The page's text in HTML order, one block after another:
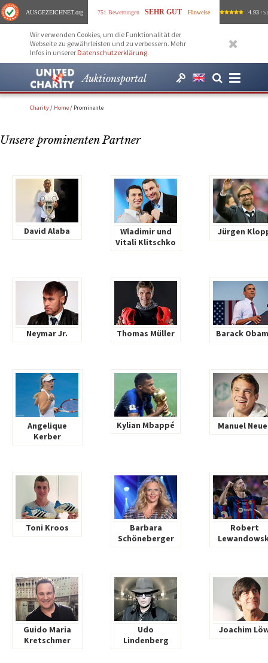
AUSGEZEICHNET.org 751 Bewertungen SEHR GUT Hinweise 4.93 /
Wir verwenden Cookies, um die Funktionalität der
Webseite zu gewährleisten und zu verbessern. Mehr
Infos in unserer Datenschutzerklärung.
Auktionsportal
Charity/ Home/ Prominente
Unsere prominenten Partner
David Alaba
Wladimir und
Vitali Klitschko
Jürgen
Neymar Jr. Thomas Müller Barack
Angelique
Kerber
Kylian Mbappé Manuel
Toni Kroos
Barbara
Schöneberger
Robert
Guido Maria
Kretschmer
Udo
Lindenberg
Joachim